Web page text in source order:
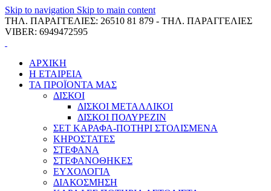
Skip to navigation Skip to main content
ΤΗΛ. ΠΑΡΑΓΓΕΛΙΕΣ: 26510 81 879 - ΤΗΛ. ΠΑΡΑΓΓΕΛΙΕΣ
VIBER: 6949472595
ΑΡΧΙΚΗ
Η ΕΤΑΙΡΕΙΑ
ΤΑ ΠΡΟΪΟΝΤΑ ΜΑΣ
ΔΙΣΚΟΙ
ΔΙΣΚΟΙ ΜΕΤΑΛΛΙΚΟΙ
ΔΙΣΚΟΙ ΠΟΛΥΡΕΖΙΝ
ΣΕΤ ΚΑΡΑΦΑ-ΠΟΤΗΡΙ ΣΤΟΛΙΣΜΕΝΑ
ΚΗΡΟΣΤΑΤΕΣ
ΣΤΕΦΑΝΑ
ΣΤΕΦΑΝΟΘΗΚΕΣ
ΕΥΧΟΛΟΓΙΑ
ΔΙΑΚΟΣΜΗΣΗ